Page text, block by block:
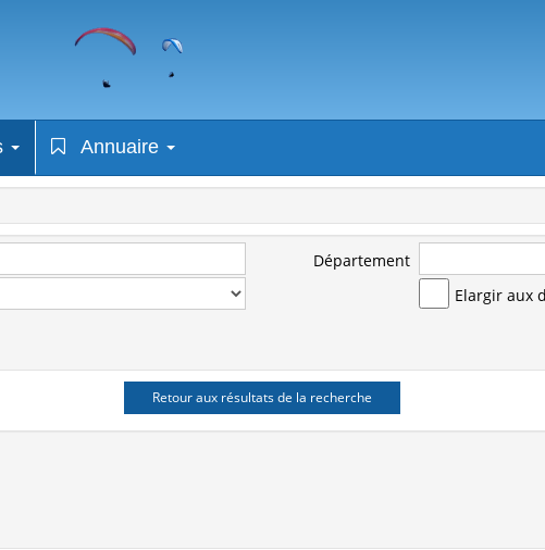
Annuaire
Département
Elargir aux
Retour aux résultats de la recherche